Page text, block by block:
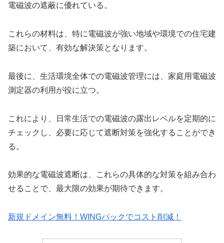
電磁波の遮蔽に優れている。
これらの材料は、特に電磁波が強い地域や環境での住宅建
築において、有効な解決策となります。
最後に、生活環境全体での電磁波管理には、家庭用電磁波
測定器の利用が役に立つ。
これにより、日常生活での電磁波の露出レベルを定期的に
チェックし、必要に応じて遮断対策を強化することができ
る。
効果的な電磁波遮断は、これらの具体的な対策を組み合わ
せることで、最大限の効果が期待できます。
新規ドメイン無料！WINGパックでコスト削減！